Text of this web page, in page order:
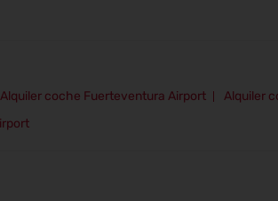
Alquiler coche Fuerteventura Airport
Alquiler